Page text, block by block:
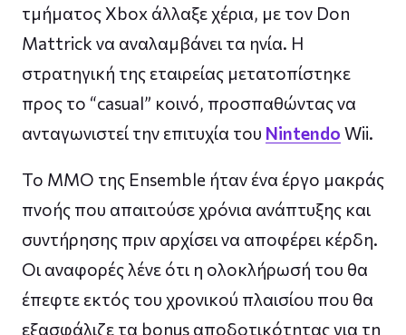
τμήματος Xbox άλλαξε χέρια, με τον Don
Mattrick να αναλαμβάνει τα ηνία. Η
στρατηγική της εταιρείας μετατοπίστηκε
προς το “casual” κοινό, προσπαθώντας να
ανταγωνιστεί την επιτυχία του Nintendo Wii.
Το MMO της Ensemble ήταν ένα έργο μακράς
πνοής που απαιτούσε χρόνια ανάπτυξης και
συντήρησης πριν αρχίσει να αποφέρει κέρδη.
Οι αναφορές λένε ότι η ολοκλήρωσή του θα
έπεφτε εκτός του χρονικού πλαισίου που θα
εξασφάλιζε τα bonus αποδοτικότητας για τη